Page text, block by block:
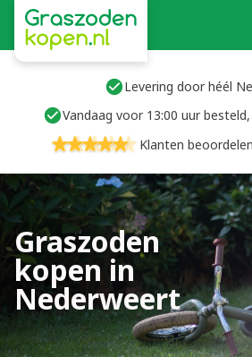
Levering door héél
Vandaag voor 13:00 uur
Klanten
Graszoden
kopen in
Nederweert